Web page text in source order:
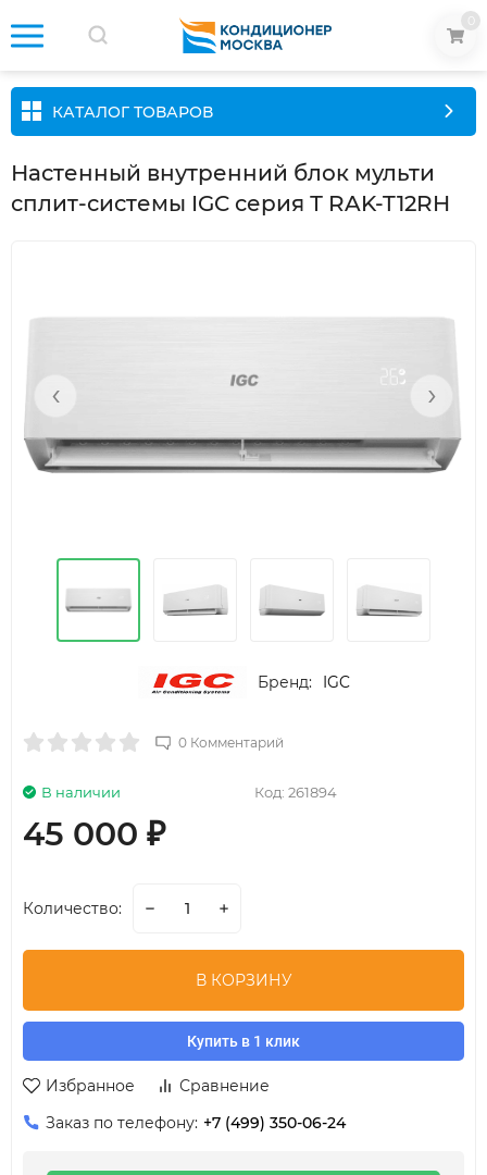
КАТАЛОГ ТОВАРОВ
Настенный внутренний блок мульти
сплит-системы IGC cерия Т RAK-T12RH
‹ ›
Бренд: IGC
0 Комментарий
Код: 261894
В наличии
45 000 ₽
Количество:
В КОРЗИНУ
Купить в 1 клик
Избранное
Сравнение
Заказ по телефону: +7 (499) 350-06-24